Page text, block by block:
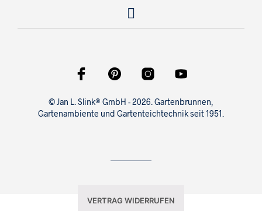
© Jan L. Slink® GmbH - 2026. Gartenbrunnen,
Gartenambiente und Gartenteichtechnik seit 1951.
VERTRAG WIDERRUFEN